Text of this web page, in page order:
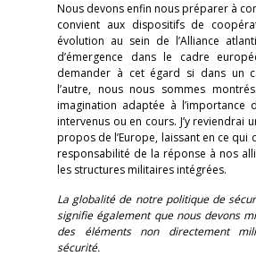
Nous devons enfin nous préparer à
convient aux dispositifs de
évolution au sein de l’Alliance
d’émergence dans le cadre
demander à cet égard si dans un
l’autre, nous nous sommes
imagination adaptée à l’importance
intervenus ou en cours. J’y reviendrai
propos de l’Europe, laissant en ce qui
responsabilité de la réponse à nos
les structures militaires intégrées.
La globalité de notre politique de
signifie également que nous devons
des éléments non directement
sécurité.